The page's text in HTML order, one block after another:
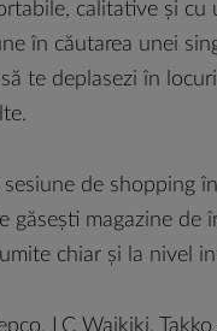
calitative și cu
în căutarea unei
te deplasezi în
sesiune de shopping în
găsești magazine de
chiar și la nivel
LC Waikiki,